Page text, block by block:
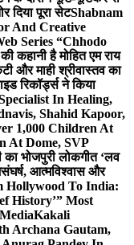
दिया पूरा सेटShabnam
And Creative
Series “Chhodo
कहानी है मोहित एम राय
और माही श्रीवास्तव का
रिकॉर्ड्स ने किया
In Healing,
Shahid Kapoor,
1,000 Children At
At Dome, SVP
का भोजपुरी लोकगीत ‘लव
संघर्ष, आत्मविश्वास और
Hollywood To India:
History’” Most
Kakali
Archana Gautam,